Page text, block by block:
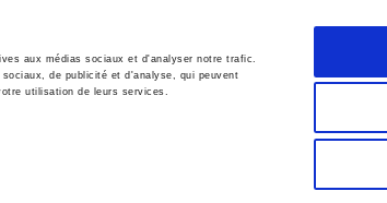
aux médias sociaux et d'analyser notre trafic.
de publicité et d'analyse, qui peuvent
utilisation de leurs services.
Français
International